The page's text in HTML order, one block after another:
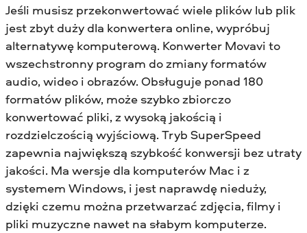
Jeśli musisz przekonwertować wiele plików lub plik
jest zbyt duży dla konwertera online, wypróbuj
alternatywę komputerową. Konwerter Movavi to
wszechstronny program do zmiany formatów
audio, wideo i obrazów. Obsługuje ponad 180
formatów plików, może szybko zbiorczo
konwertować pliki, z wysoką jakością i
rozdzielczością wyjściową. Tryb SuperSpeed
zapewnia największą szybkość konwersji bez utraty
jakości. Ma wersje dla komputerów Mac i z
systemem Windows, i jest naprawdę nieduży,
dzięki czemu można przetwarzać zdjęcia, filmy i
pliki muzyczne nawet na słabym komputerze.